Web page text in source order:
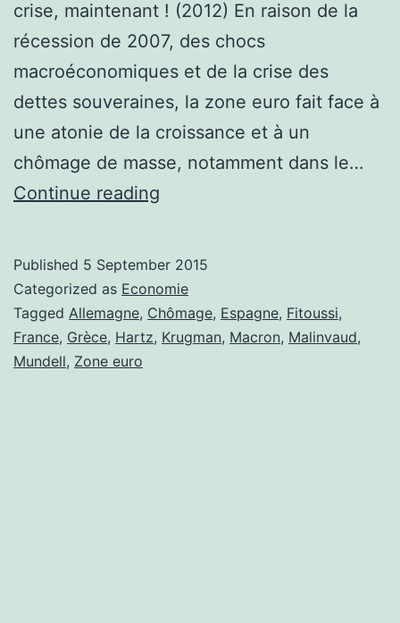
crise, maintenant ! (2012) En raison de la
récession de 2007, des chocs
macroéconomiques et de la crise des
dettes souveraines, la zone euro fait face à
une atonie de la croissance et à un
chômage de masse, notamment dans le…
Continue reading
zone
euro
:
Published 5 September 2015
Categorized as Economie
Tagged Allemagne, Chômage, Espagne, Fitoussi,
France, Grèce, Hartz, Krugman, Macron, Malinvaud,
Mundell, Zone euro